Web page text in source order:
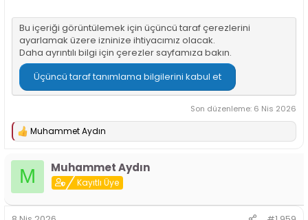
Bu içeriği görüntülemek için üçüncü taraf çerezlerini
ayarlamak üzere izninize ihtiyacımız olacak.
Daha ayrıntılı bilgi için çerezler sayfamıza bakın.
Üçüncü taraf tanımlama bilgilerini kabul et
Son düzenleme: 6 Nis 2026
T
Muhammet Aydın
M Muhammet Aydın
Kayıtlı Üye